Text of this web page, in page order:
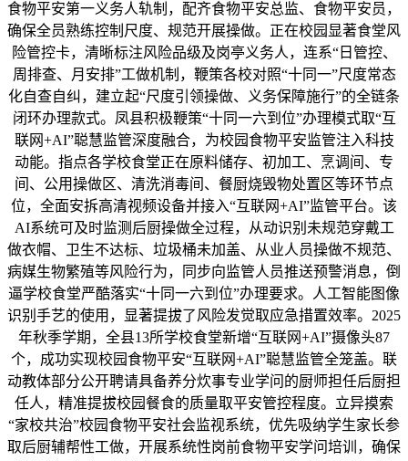
食物平安第一义务人轨制，配齐食物平安总监、食物平安员，
确保全员熟练控制尺度、规范开展操做。正在校园显著食堂风
险管控卡，清晰标注风险品级及岗亭义务人，连系“日管控、
周排查、月安排”工做机制，鞭策各校对照“十同一”尺度常态
化自查自纠，建立起“尺度引领操做、义务保障施行”的全链条
闭环办理款式。凤县积极鞭策“十同一六到位”办理模式取“互
联网+AI”聪慧监管深度融合，为校园食物平安监管注入科技
动能。指点各学校食堂正在原料储存、初加工、烹调间、专
间、公用操做区、清洗消毒间、餐厨烧毁物处置区等环节点
位，全面安拆高清视频设备并接入“互联网+AI”监管平台。该
AI系统可及时监测后厨操做全过程，从动识别未规范穿戴工
做衣帽、卫生不达标、垃圾桶未加盖、从业人员操做不规范、
病媒生物繁殖等风险行为，同步向监管人员推送预警消息，倒
逼学校食堂严酷落实“十同一六到位”办理要求。人工智能图像
识别手艺的使用，显著提拔了风险发觉取应急措置效率。2025
年秋季学期，全县13所学校食堂新增“互联网+AI”摄像头87
个，成功实现校园食物平安“互联网+AI”聪慧监管全笼盖。联
动教体部分公开聘请具备养分炊事专业学问的厨师担任后厨担
任人，精准提拔校园餐食的质量取平安管控程度。立异摸索
“家校共治”校园食物平安社会监视系统，优先吸纳学生家长参
取后厨辅帮性工做，开展系统性岗前食物平安学问培训，确保